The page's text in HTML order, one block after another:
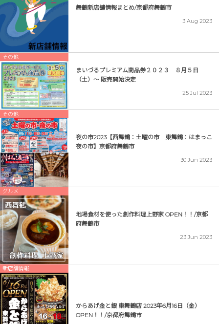
舞鶴新店舗情報まとめ/京都府舞鶴市
3 Aug 2023
その他
まいづるプレミアム商品券２０２３ ８月５日
（土）〜 販売開始決定
25 Jul 2023
その他
夜の市2023【西舞鶴：土曜の市 東舞鶴：はまっこ
夜の市】京都府舞鶴市
30 Jun 2023
グルメ
地場食材を使った創作料理上野家 OPEN！！/京都
府舞鶴市
23 Jun 2023
新店舗情報
からあげ金と銀 東舞鶴店 2023年6月16日（金）
OPEN！！/京都府舞鶴市